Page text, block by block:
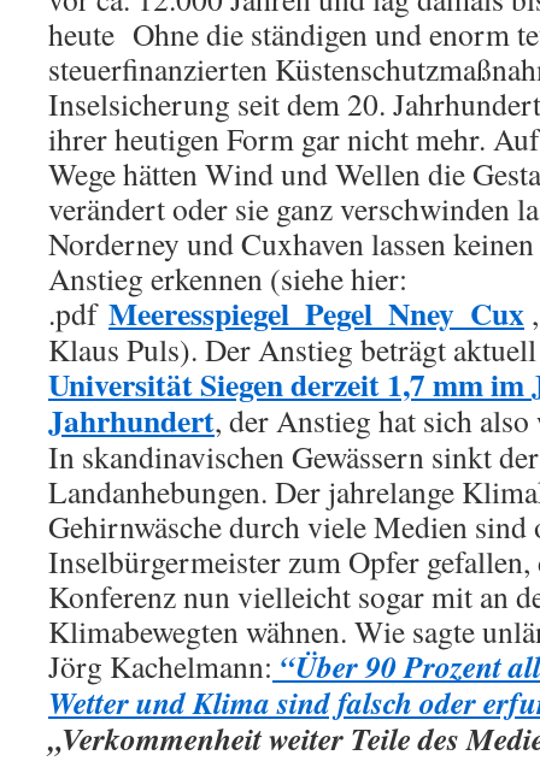
heute Ohne die ständigen und enorm
steuerfinanzierten
Inselsicherung seit dem 20.
ihrer heutigen Form gar nicht mehr.
Wege hätten Wind und Wellen die
verändert oder sie ganz verschwinden
Norderney und Cuxhaven lassen
Anstieg erkennen (siehe hier:
.pdf Meeresspiegel_Pegel_Nney_Cux
Klaus Puls). Der Anstieg beträgt
Universität Siegen derzeit 1,7 mm
Jahrhundert, der Anstieg hat sich also
In skandinavischen Gewässern sinkt
Landanhebungen. Der jahrelange
Gehirnwäsche durch viele Medien
Inselbürgermeister zum Opfer
Konferenz nun vielleicht sogar mit an
Klimabewegten wähnen. Wie sagte
Jörg Kachelmann: “Über 90 Prozent
Wetter und Klima sind falsch oder
„Verkommenheit weiter Teile des